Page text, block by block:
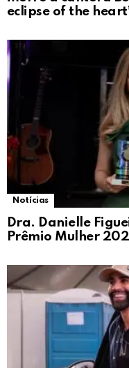
eclipse of the
Notícias
Dra. Danielle
Prêmio Mulher